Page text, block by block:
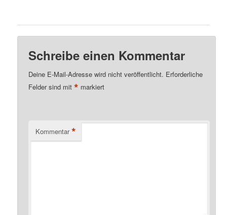
Schreibe einen Kommentar
Deine E-Mail-Adresse wird nicht veröffentlicht. Erforderliche
Felder sind mit* markiert
Kommentar *